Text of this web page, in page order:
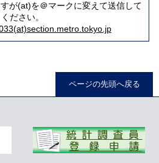
が(at)を＠マークに変えて送信して
ください。
ページの先頭へ戻る